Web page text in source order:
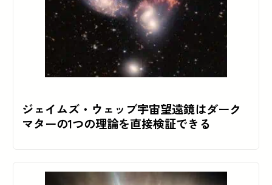
ジェイムズ・ウェッブ宇宙望遠鏡はダーク
マターの1つの理論を直接検証できる